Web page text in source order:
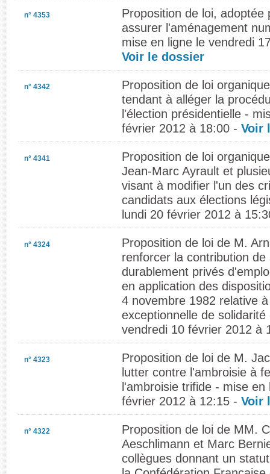
n° 4353
Proposition de loi,
assurer l'aménagement
mise en ligne le vendredi
Voir le dossier
n° 4342
Proposition de loi
tendant à alléger la
l'élection présidentielle -
février 2012 à 18:00 - Voir
n° 4341
Proposition de loi
Jean-Marc Ayrault et
visant à modifier l'un des
candidats aux élections
lundi 20 février 2012 à
n° 4324
Proposition de loi de M.
renforcer la contribution
durablement privés
en application des
4 novembre 1982 relative
exceptionnelle de
vendredi 10 février 2012 à
n° 4323
Proposition de loi de M.
lutter contre l'ambroisie à
l'ambroisie trifide - mise en
février 2012 à 12:15 - Voir
n° 4322
Proposition de loi de MM.
Aeschlimann et Marc
collègues donnant un